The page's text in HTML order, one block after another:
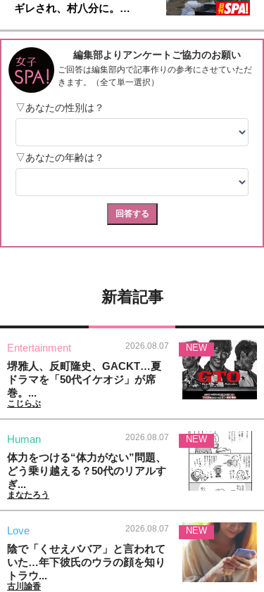
ギレされ、村八分に。…
新着記事
Entertainment 2026.08.07
堺雅人、反町隆史、GACKT…夏
ドラマを「50代イケオジ」が席
巻。...
こじらぶ
NEW
Human 2026.08.07
体力をつける“体力がない”問題、
どう乗り越える？50代のリアルす
ぎ...
まなたろう
NEW
Love 2026.08.07
陰で「くせえババア」と言われて
いた…年下彼氏のウラの顔を知り
トラウ...
古川諭香
NEW